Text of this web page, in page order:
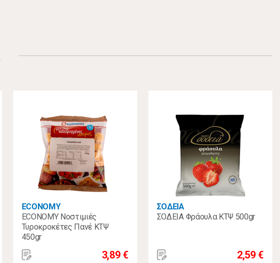
ECONOMY
ECONOMY Νοστιμιές
Τυροκροκέτες Πανέ ΚΤΨ
450gr
3,89 €
ΣΟΔΕΙΑ
ΣΟΔΕΙΑ Φράουλα ΚΤΨ 500gr
2,59 €